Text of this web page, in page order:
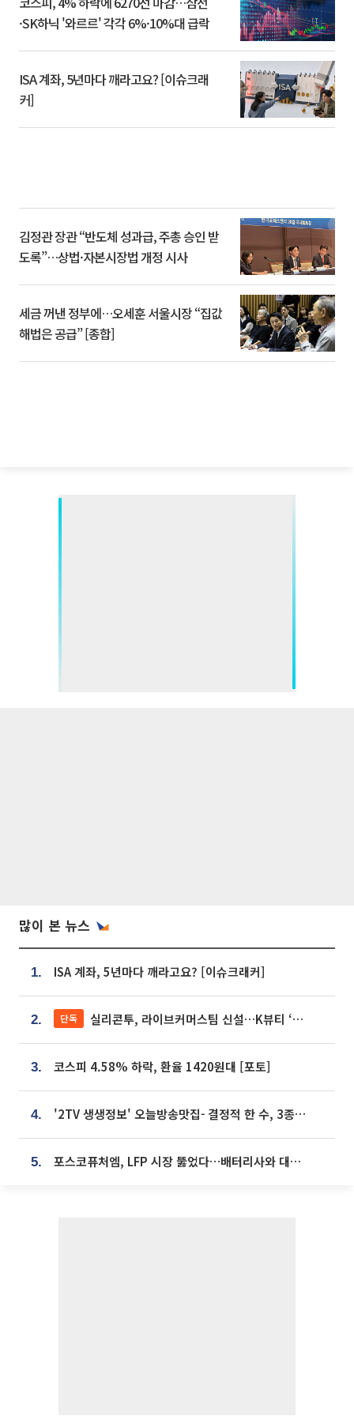
·SK하닉 '와르르' 각각 6%·10%대 급락
ISA 계좌, 5년마다 깨라고요? [이슈크래
커]
김정관 장관 “반도체 성과급, 주총 승인 받
도록”…상법·자본시장법 개정 시사
세금 꺼낸 정부에…오세훈 서울시장 “집값
해법은 공급” [종합]
많이 본 뉴스
1. ISA 계좌, 5년마다 깨라고요? [이슈크래커]
2. 단독 실리콘투, 라이브커머스팀 신설…K뷰티 ‘글로벌 판매망’ 확대[K뷰티 라방戰]
3. 코스피 4.58% 하락, 환율 1420원대 [포토]
4. '2TV 생생정보' 오늘방송맛집- 결정적 한 수, 3종 메밀면! 메밀 소바 맛집 '의○○○○'
5. 포스코퓨처엠, LFP 시장 뚫었다…배터리사와 대규모 장기 공급 합의